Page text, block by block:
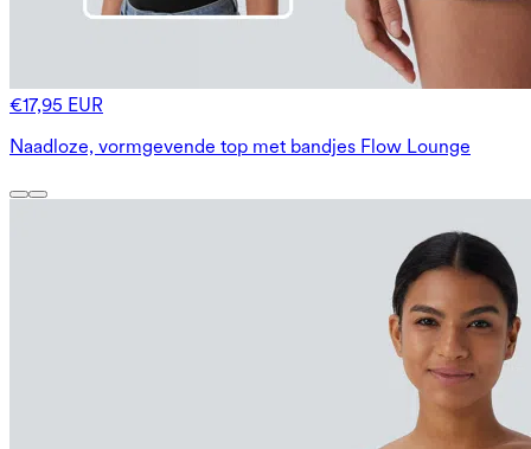
€17,95 EUR
Naadloze, vormgevende top met bandjes Flow Lounge